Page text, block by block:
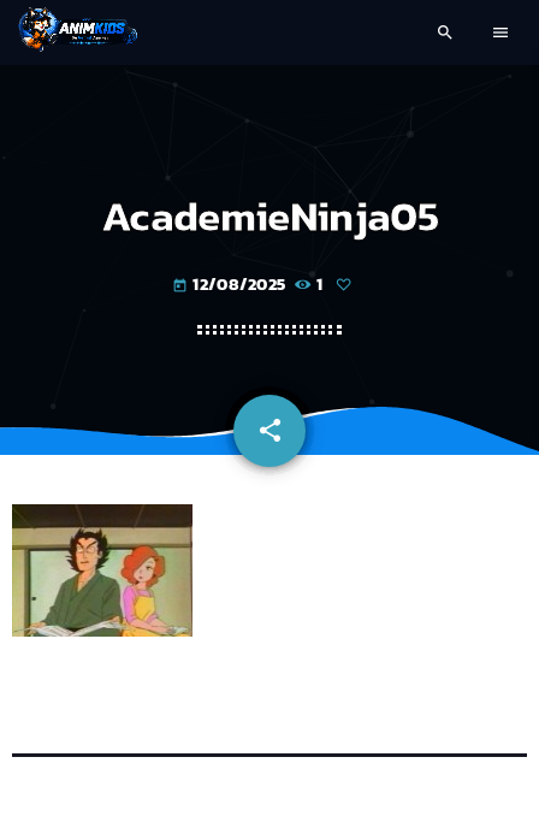
search menu
AcademieNinja05
today 12/08/2025 1
share
email